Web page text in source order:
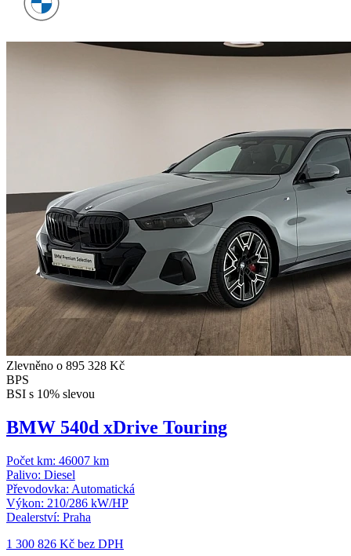
Zlevněno o 895 328 Kč
BPS
BSI s 10% slevou
BMW 540d xDrive Touring
Počet km: 46007 km
Palivo: Diesel
Převodovka: Automatická
Výkon: 210/286 kW/HP
Dealerství: Praha
1 300 826 Kč bez DPH